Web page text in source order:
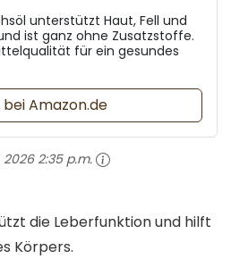
unterstützt Haut, Fell und
ist ganz ohne Zusatzstoffe.
für ein gesundes
bei Amazon.de
2026 2:35 p.m.
die Leberfunktion und hilft
Körpers.